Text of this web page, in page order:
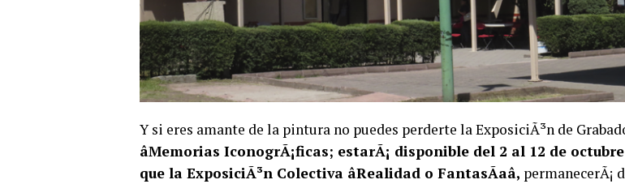
Y si eres amante de la pintura no puedes perderte la ExposiciÃ³n de
âMemorias IconogrÃ¡ficas; estarÃ¡ disponible del 2 al 12 de
que la ExposiciÃ³n Colectiva âRealidad o FantasÃ­aâ, permanecerÃ¡